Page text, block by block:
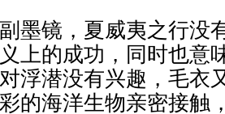
墨镜，夏威夷之行没
上的成功，同时也意
浮潜没有兴趣，毛衣
的海洋生物亲密接触